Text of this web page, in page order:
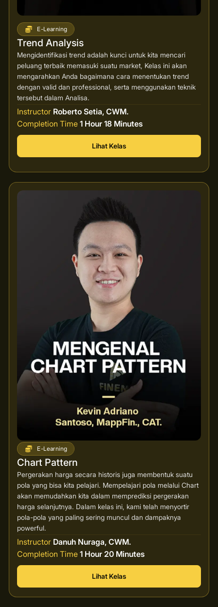
E-Learning
Trend Analysis
Mengidentifikasi trend adalah kunci untuk kita mencari
peluang terbaik memasuki suatu market, Kelas ini akan
mengarahkan Anda bagaimana cara menentukan trend
dengan valid dan professional, serta menggunakan teknik
tersebut dalam Analisa.
Instructor Roberto Setia, CWM.
Completion Time 1 Hour 18 Minutes
Lihat Kelas
E-Learning
Chart Pattern
Pergerakan harga secara historis juga membentuk suatu
pola yang bisa kita pelajari. Mempelajari pola melalui Chart
akan memudahkan kita dalam memprediksi pergerakan
harga selanjutnya. Dalam kelas ini, kami telah menyortir
pola-pola yang paling sering muncul dan dampaknya
powerful.
Instructor Danuh Nuraga, CWM.
Completion Time 1 Hour 20 Minutes
Lihat Kelas